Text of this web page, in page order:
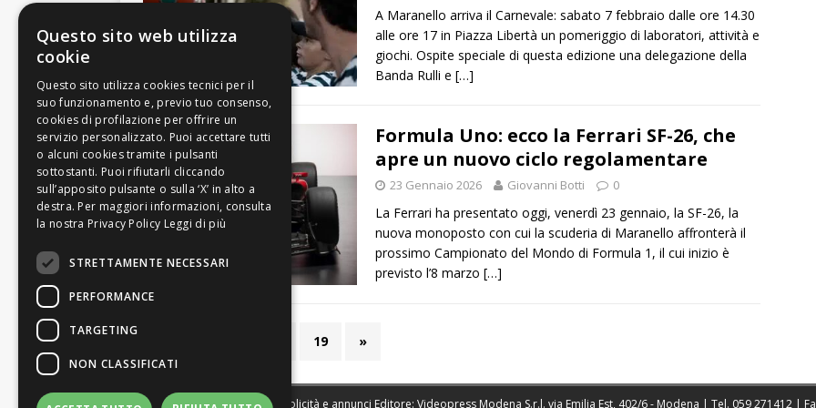
A Maranello arriva il Carnevale: sabato 7 febbraio dalle ore 14.30
alle ore 17 in Piazza Libertà un pomeriggio di laboratori, attività e
giochi. Ospite speciale di questa edizione una delegazione della
Banda Rulli e […]
Formula Uno: ecco la Ferrari SF-26, che
apre un nuovo ciclo regolamentare
23 Gennaio 2026 Giovanni Botti 0
La Ferrari ha presentato oggi, venerdì 23 gennaio, la SF-26, la
nuova monoposto con cui la scuderia di Maranello affronterà il
prossimo Campionato del Mondo di Formula 1, il cui inizio è
previsto l’8 marzo […]
19 »
Sede legale, Redazione, pubblicità e annunci Editore: Videopress Modena S.r.l. via Emilia Est, 402/6 - Modena | Tel. 059 271412 |
Questo sito web utilizza
cookie
Leggi di più
STRETTAMENTE NECESSARI
PERFORMANCE
TARGETING
NON CLASSIFICATI